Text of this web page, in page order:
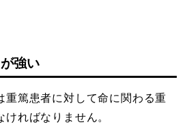
強い
重篤患者に対して命に関わる重
ればなりません。